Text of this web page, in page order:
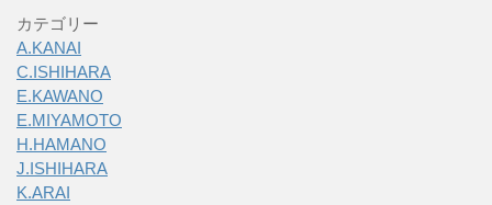
カテゴリー
A.KANAI
C.ISHIHARA
E.KAWANO
E.MIYAMOTO
H.HAMANO
J.ISHIHARA
K.ARAI